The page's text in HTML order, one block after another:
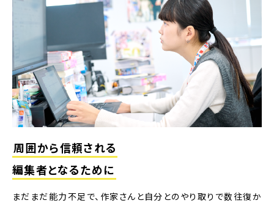
周囲から信頼される
編集者となるために
まだまだ能力不足で、作家さんと自分とのやり取りで数往復か